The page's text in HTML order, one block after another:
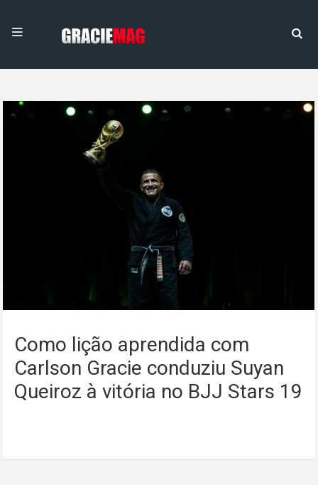
Como lição aprendida com
Carlson Gracie conduziu Suyan
Queiroz à vitória no BJJ Stars 19